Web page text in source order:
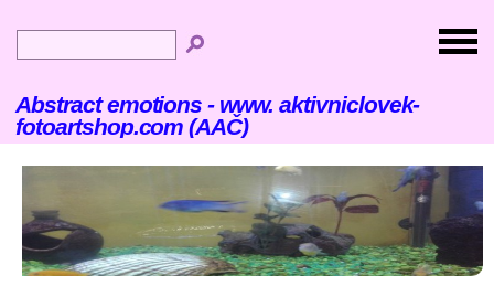
Abstract emotions - www. aktivniclovek-
fotoartshop.com (AAČ)